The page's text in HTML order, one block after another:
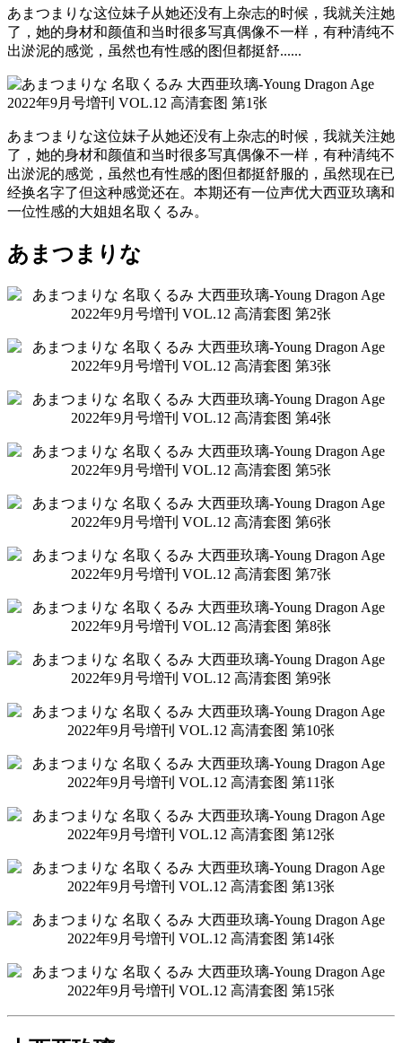
あまつまりな这位妹子从她还没有上杂志的时候，我就关注她
了，她的身材和颜值和当时很多写真偶像不一样，有种清纯不
出淤泥的感觉，虽然也有性感的图但都挺舒......
あまつまりな这位妹子从她还没有上杂志的时候，我就关注她
了，她的身材和颜值和当时很多写真偶像不一样，有种清纯不
出淤泥的感觉，虽然也有性感的图但都挺舒服的，虽然现在已
经换名字了但这种感觉还在。本期还有一位声优大西亚玖璃和
一位性感的大姐姐名取くるみ。
あまつまりな